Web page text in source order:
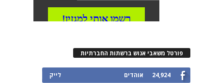
פורטל משאבי אנוש ברשתות החברתיות
24,924 אוהדים לייק